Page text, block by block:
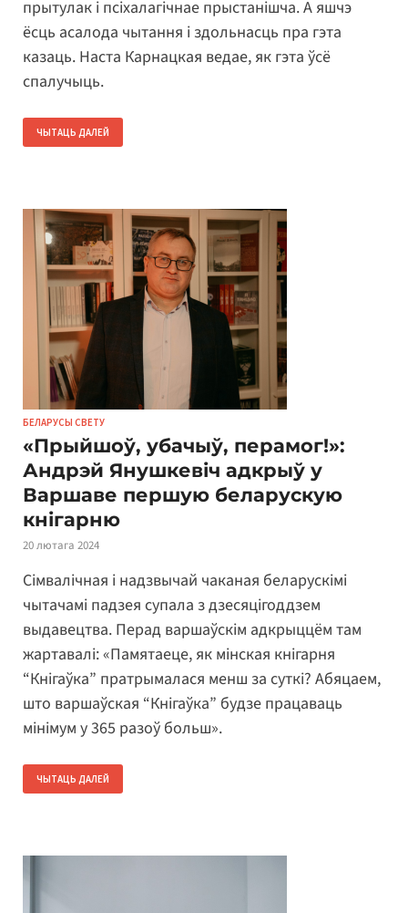
прытулак і псіхалагічнае прыстанішча. А яшчэ
ёсць асалода чытання і здольнасць пра гэта
казаць. Наста Карнацкая ведае, як гэта ўсё
спалучыць.
ЧЫТАЦЬ ДАЛЕЙ
БЕЛАРУСЫ СВЕТУ
«Прыйшоў, убачыў, перамог!»:
Андрэй Янушкевіч адкрыў у
Варшаве першую беларускую
кнігарню
20 лютага 2024
Сімвалічная і надзвычай чаканая беларускімі
чытачамі падзея супала з дзесяцігоддзем
выдавецтва. Перад варшаўскім адкрыццём там
жартавалі: «Памятаеце, як мінская кнігарня
“Кнігаўка” пратрымалася менш за суткі? Абяцаем,
што варшаўская “Кнігаўка” будзе працаваць
мінімум у 365 разоў больш».
ЧЫТАЦЬ ДАЛЕЙ